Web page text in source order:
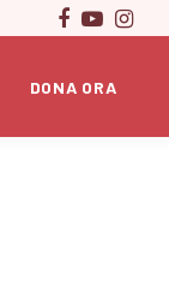
DONA ORA